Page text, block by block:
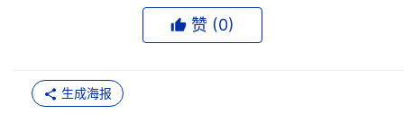
在一封电子邮件中写道，"得分为87.4的是我们一种型号较
据Alfs的说法，位于名单榜首的惠普服务器是基于英特尔
的"Harpertown"Xeon处理器，该款处理器功能强大，几乎
赞 (0)
生成海报